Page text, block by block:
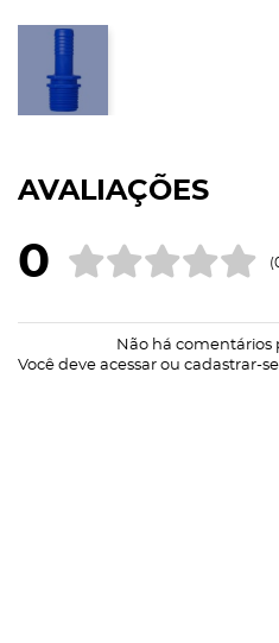
AVALIAÇÕES
0
Não há comentários
Você deve acessar ou cadastrar-se